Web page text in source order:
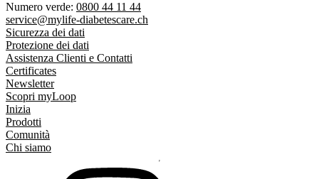
Numero verde: 0800 44 11 44
service@mylife-diabetescare.ch
Sicurezza dei dati
Protezione dei dati
Assistenza Clienti e Contatti
Certificates
Newsletter
Scopri myLoop
Inizia
Prodotti
Comunità
Chi siamo